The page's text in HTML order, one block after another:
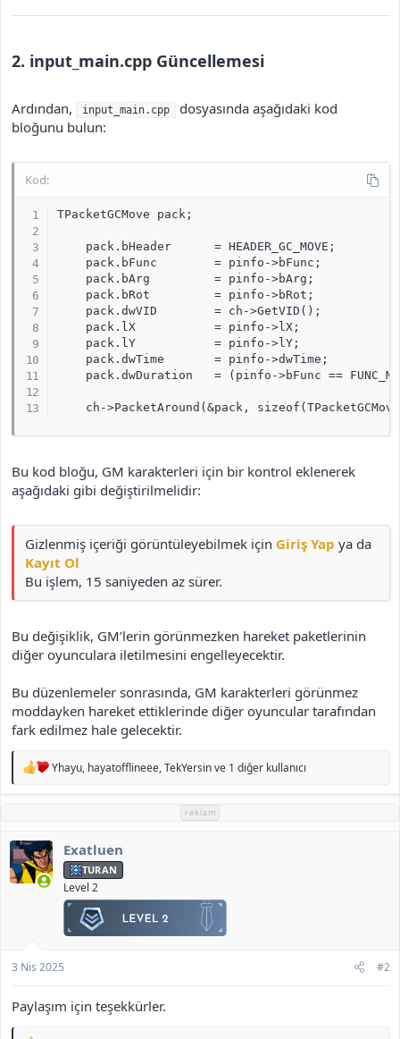
2. input_main.cpp Güncellemesi
Ardından, input_main.cpp
dosyasında aşağıdaki kod
bloğunu bulun:
Kod:
TPacketGCMove pack;
    pack.bHeader      = HEADER_GC_MOVE;
    pack.bFunc        = pinfo->bFunc;
    pack.bArg         = pinfo->bArg;
    pack.bRot         = pinfo->bRot;
    pack.dwVID        = ch->GetVID();
    pack.lX           = pinfo->lX;
    pack.lY           = pinfo->lY;
    pack.dwTime       = pinfo->dwTime;
pack.dwDuration   = (pinfo->bFunc ==
ch->PacketAround(&pack,
Bu kod bloğu, GM karakterleri için bir kontrol eklenerek
aşağıdaki gibi değiştirilmelidir:
Gizlenmiş içeriği görüntüleyebilmek için Giriş Yap ya da
Kayıt Ol
Bu işlem, 15 saniyeden az sürer.
Bu değişiklik, GM’lerin görünmezken hareket paketlerinin
diğer oyunculara iletilmesini engelleyecektir.
Bu düzenlemeler sonrasında, GM karakterleri görünmez
moddayken hareket ettiklerinde diğer oyuncular tarafından
fark edilmez hale gelecektir.
T
p
l
e
r
:
Yhayu, hayatofflineee,TekYersinve 1 diğer kullanıcı
reklam
Exatluen
TURAN
Level 2
3 Nis 2025 #2
Paylaşım için teşekkürler.